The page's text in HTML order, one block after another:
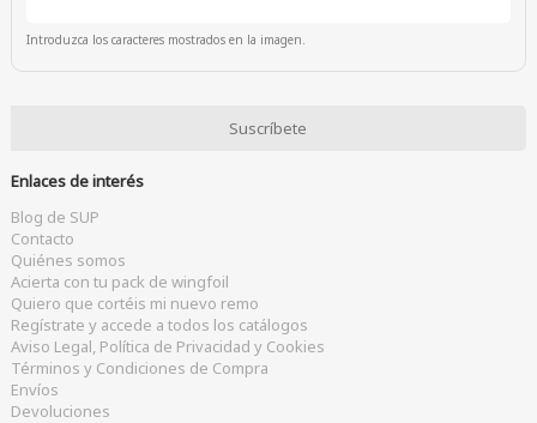
Introduzca los caracteres mostrados en la imagen.
Enlaces de interés
Blog de SUP
Contacto
Quiénes somos
Acierta con tu pack de wingfoil
Quiero que cortéis mi nuevo remo
Regístrate y accede a todos los catálogos
Aviso Legal, Política de Privacidad y Cookies
Términos y Condiciones de Compra
Envíos
Devoluciones